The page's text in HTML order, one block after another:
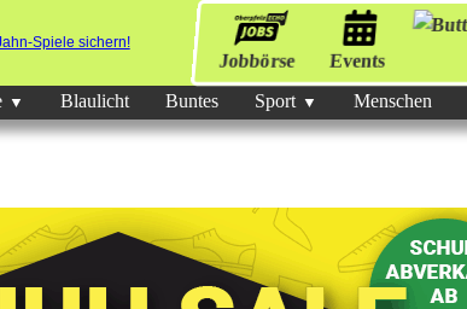
Jobbörse Events
Blaulicht Buntes Sport Menschen